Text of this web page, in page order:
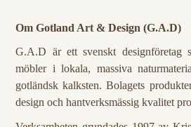
Om Gotland Art & Design (G.A.D)
G.A.D är ett svenskt designföretag
möbler i lokala, massiva
gotländsk kalksten. Bolagets
design och hantverksmässig kvalitet